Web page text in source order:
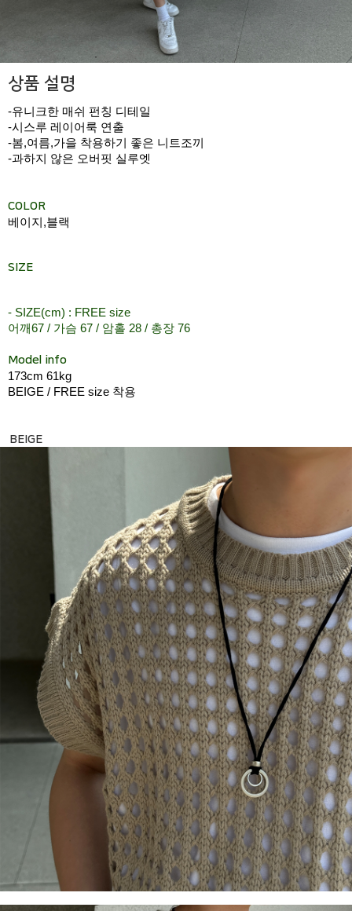
상품 설명
-유니크한 매쉬 펀칭 디테일
-시스루 레이어룩 연출
-봄,여름,가을 착용하기 좋은 니트조끼
-과하지 않은 오버핏 실루엣
COLOR
베이지,블랙
SIZE
- SIZE(cm) : FREE size
어깨67 / 가슴 67 / 암홀 28 / 총장 76
Model info
173cm 61kg
BEIGE / FREE size 착용
BEIGE